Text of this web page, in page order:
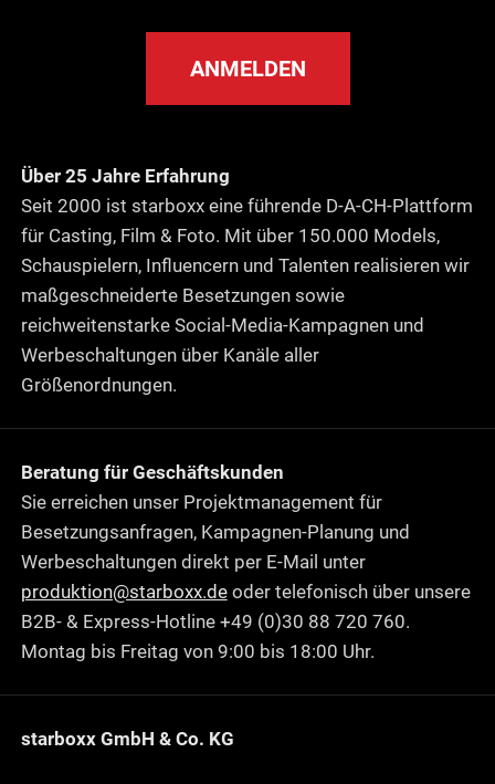
ANMELDEN
Über 25 Jahre Erfahrung
Seit 2000 ist starboxx eine führende D-A-CH-Plattform
für Casting, Film & Foto. Mit über 150.000 Models,
Schauspielern, Influencern und Talenten realisieren wir
maßgeschneiderte Besetzungen sowie
reichweitenstarke Social-Media-Kampagnen und
Werbeschaltungen über Kanäle aller
Größenordnungen.
Beratung für Geschäftskunden
Sie erreichen unser Projektmanagement für
Besetzungsanfragen, Kampagnen-Planung und
Werbeschaltungen direkt per E-Mail unter
produktion@starboxx.deoder telefonisch über unsere
B2B- & Express-Hotline +49 (0)30 88 720 760.
Montag bis Freitag von 9:00 bis 18:00 Uhr.
starboxx GmbH & Co. KG